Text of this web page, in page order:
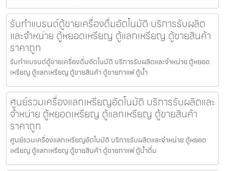
รับทำแบรนด์ตู้ขายเครื่องดื่ม​อัตโนมัติ บริการรับผลิต
และจำหน่าย ตู้หยอดเหรียญ ตู้แลกเหรียญ ตู้ขายสินค้า
ราคาถูก
รับทำแบรนด์ตู้ขายเครื่องดื่ม​อัตโนมัติ บริการรับผลิตและจำหน่าย ตู้หยอด
เหรียญ ตู้แลกเหรียญ ตู้ขายสินค้า ตู้ขายกาแฟ ตู้น้ำ
ศูนย์รวมเครื่องแลกเหรียญ​อัตโนมัติ บริการรับผลิตและ
จำหน่าย ตู้หยอดเหรียญ ตู้แลกเหรียญ ตู้ขายสินค้า
ราคาถูก
ศูนย์รวมเครื่องแลกเหรียญ​อัตโนมัติ บริการรับผลิตและจำหน่าย ตู้หยอด
เหรียญ ตู้แลกเหรียญ ตู้ขายสินค้า ตู้ขายกาแฟ ตู้น้ำดื่ม